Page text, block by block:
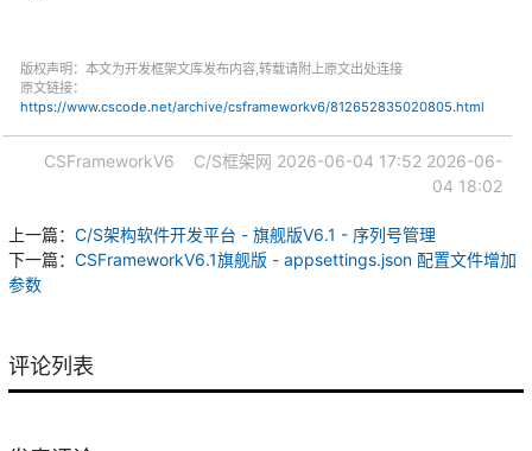
版权声明：本文为开发框架文库发布内容,转载请附上原文出处连接
原文链接：
https://www.cscode.net/archive/csframeworkv6/812652835020805.html
CSFrameworkV6 C/S框架网 2026-06-04 17:52 2026-06-
04 18:02
上一篇： C/S架构软件开发平台 - 旗舰版V6.1 - 序列号管理
下一篇： CSFrameworkV6.1旗舰版 - appsettings.json 配置文件增加
参数
评论列表